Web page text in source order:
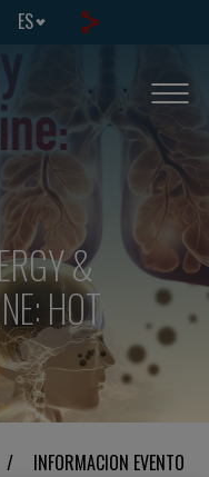
ES
&
HOT
/ INFORMACION EVENTO